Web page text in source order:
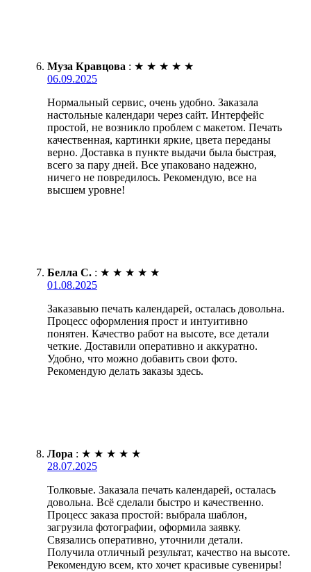
Муза Кравцова : ★ ★ ★ ★ ★
06.09.2025
Нормальный сервис, очень удобно. Заказала
настольные календари через сайт. Интерфейс
простой, не возникло проблем с макетом. Печать
качественная, картинки яркие, цвета переданы
верно. Доставка в пункте выдачи была быстрая,
всего за пару дней. Все упаковано надежно,
ничего не повредилось. Рекомендую, все на
высшем уровне!
Белла С. : ★ ★ ★ ★ ★
01.08.2025
Заказавыю печать календарей, осталась довольна.
Процесс оформления прост и интуитивно
понятен. Качество работ на высоте, все детали
четкие. Доставили оперативно и аккуратно.
Удобно, что можно добавить свои фото.
Рекомендую делать заказы здесь.
Лора : ★ ★ ★ ★ ★
28.07.2025
Толковые. Заказала печать календарей, осталась
довольна. Всё сделали быстро и качественно.
Процесс заказа простой: выбрала шаблон,
загрузила фотографии, оформила заявку.
Связались оперативно, уточнили детали.
Получила отличный результат, качество на высоте.
Рекомендую всем, кто хочет красивые сувениры!